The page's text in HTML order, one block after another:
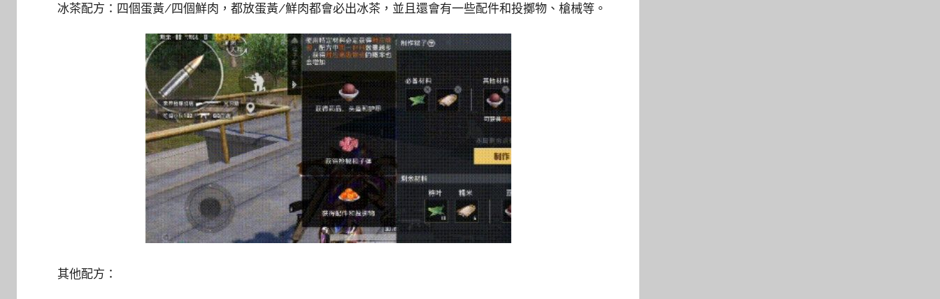
冰茶配方：四個蛋黃/四個鮮肉，都放蛋黃/鮮肉都會必出冰茶，並且還會有一些配件和投擲物、槍械等。
其他配方：